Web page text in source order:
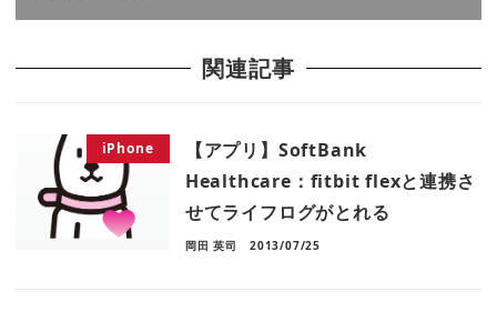
関連記事
iPhone
【アプリ】SoftBank
Healthcare：fitbit flexと連携さ
せてライフログがとれる
岡田 英司 2013/07/25